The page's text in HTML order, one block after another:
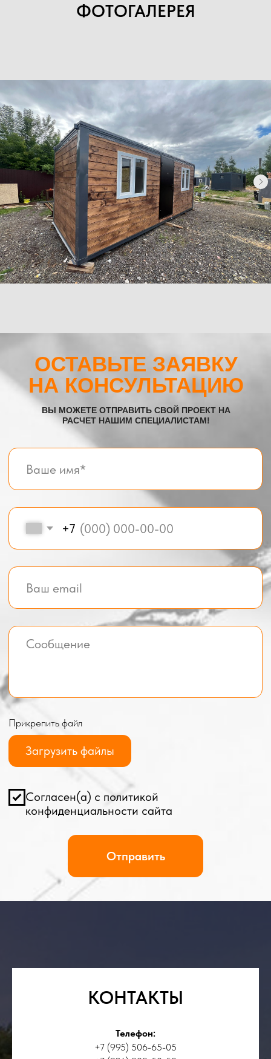
ФОТОГАЛЕРЕЯ
КОНТАКТЫ
Телефон:
+7 (995) 506-65-05
Навигация
Бытовки сантехнические
Блок-контейнеры
Посты охраны КПП
Телефон:
+7 (995) 506-65-05
+7 (926) 888-50-50
Контакты
Доставка
Фотогалерея
Главная
О компании
Все услуги компании